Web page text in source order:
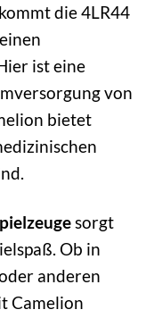
kommt die 4LR44
ist eine
von
bietet
sorgt
Ob in
anderen
Camelion